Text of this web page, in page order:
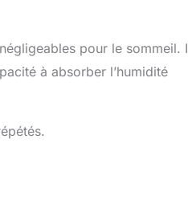
pour le sommeil.
à absorber l’humidité